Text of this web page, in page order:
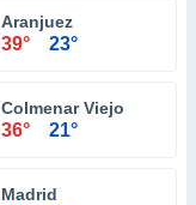
Aranjuez
39° 23°
Colmenar Viejo
36° 21°
Madrid